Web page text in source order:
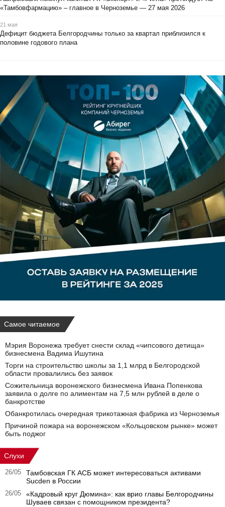
«Тамбовфармацию» – главное в Черноземье — 27 мая 2026
21 мая
Дефицит бюджета Белгородчины только за квартал приблизился к
половине годового плана
Самое читаемое
Мэрия Воронежа требует снести склад «чипсового детища»
бизнесмена Вадима Ишутина
Торги на строительство школы за 1,1 млрд в Белгородской
области провалились без заявок
Сожительница воронежского бизнесмена Ивана Попенкова
заявила о долге по алиментам на 7,5 млн рублей в деле о
банкротстве
Обанкротилась очередная трикотажная фабрика из Черноземья
Причиной пожара на воронежском «Кольцовском рынке» может
быть поджог
Слухи
26/05
Тамбовская ГК АСБ может интересоваться активами
Sucden в России
26/05
«Кадровый круг Дюмина»: как врио главы Белгородчины
Шуваев связан с помощником президента?